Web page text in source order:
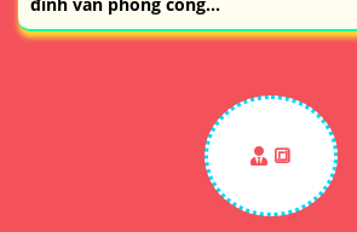
đình văn phòng công...
🔳